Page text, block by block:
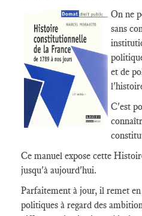
On ne
sans
et de
C'est
Ce manuel expose cette
jusqu'à aujourd'hui.
Parfaitement à jour, il remet
politiques à regard des